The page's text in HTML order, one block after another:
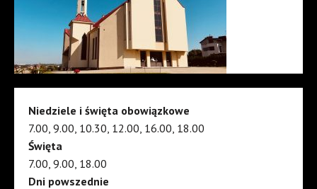
Niedziele i święta obowiązkowe
7.00, 9.00, 10.30, 12.00, 16.00, 18.00
Święta
7.00, 9.00, 18.00
Dni powszednie